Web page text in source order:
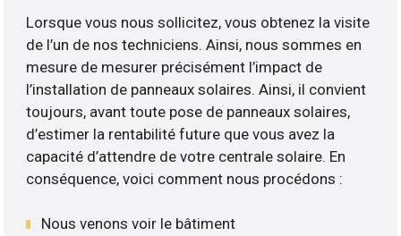
Lorsque vous nous sollicitez, vous obtenez la visite
de l’un de nos techniciens. Ainsi, nous sommes en
mesure de mesurer précisément l’impact de
l’installation de panneaux solaires. Ainsi, il convient
toujours, avant toute pose de panneaux solaires,
d’estimer la rentabilité future que vous avez la
capacité d’attendre de votre centrale solaire. En
conséquence, voici comment nous procédons :
Nous venons voir le bâtiment